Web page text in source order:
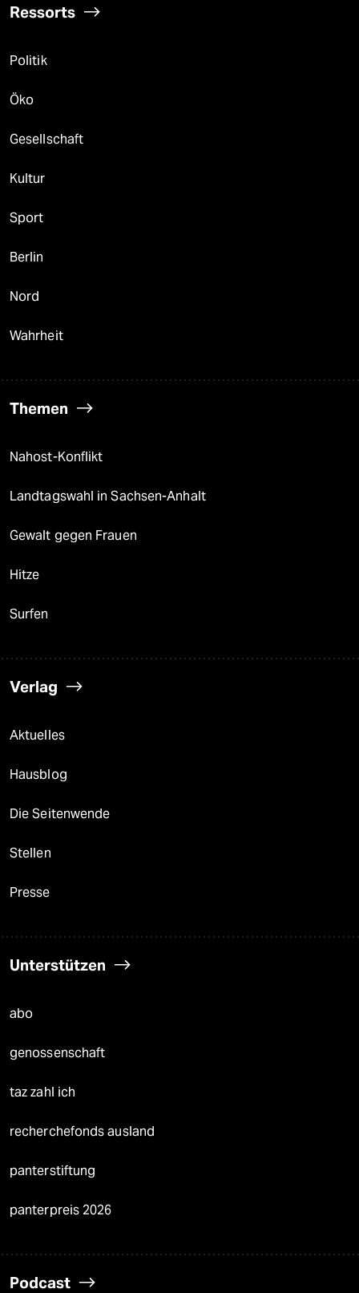
Ressorts
Politik
Öko
Gesellschaft
Kultur
Sport
Berlin
Nord
Wahrheit
Themen
Nahost-Konflikt
Landtagswahl in Sachsen-Anhalt
Gewalt gegen Frauen
Hitze
Surfen
Verlag
Aktuelles
Hausblog
Die Seitenwende
Stellen
Presse
Unterstützen
abo
genossenschaft
taz zahl ich
recherchefonds ausland
panterstiftung
panterpreis 2026
Podcast